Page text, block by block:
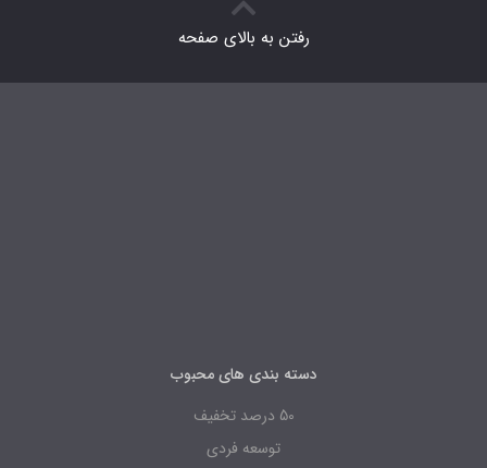
رفتن به بالای صفحه
دسته بندی های محبوب
50 درصد تخفیف
توسعه فردی